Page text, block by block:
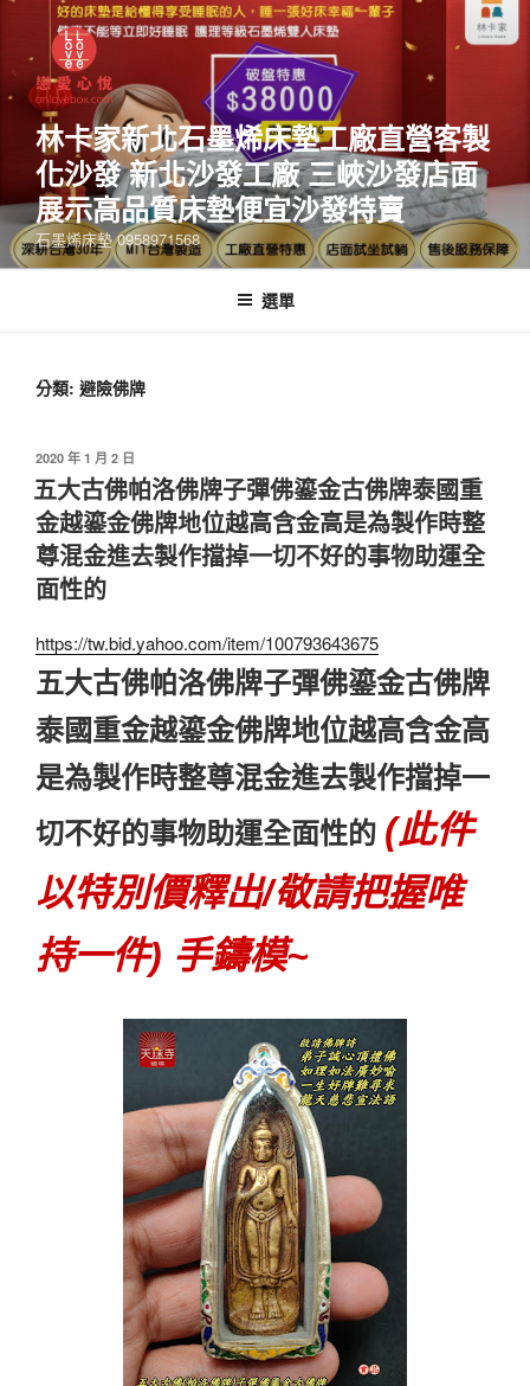
林卡家新北石墨烯床墊工廠直營客製
化沙發 新北沙發工廠 三峽沙發店面
展示高品質床墊便宜沙發特賣
石墨烯床墊 0958971568
選單
分類: 避險佛牌
2020 年 1 月 2 日
五大古佛帕洛佛牌子彈佛鎏金古佛牌泰國重
金越鎏金佛牌地位越高含金高是為製作時整
尊混金進去製作擋掉一切不好的事物助運全
面性的
https://tw.bid.yahoo.com/item/100793643675
五大古佛帕洛佛牌子彈佛鎏金古佛牌
泰國重金越鎏金佛牌地位越高含金高
是為製作時整尊混金進去製作擋掉一
切不好的事物助運全面性的 (此件
以特別價釋出/敬請把握唯
持一件) 手鑄模~